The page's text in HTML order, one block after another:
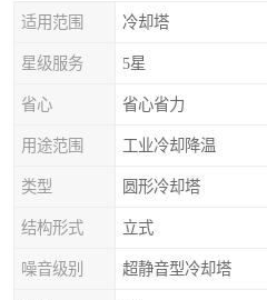
适用范围 冷却塔
星级服务 5星
省心 省心省力
用途范围 工业冷却降温
类型 圆形冷却塔
结构形式 立式
噪音级别 超静音型冷却塔